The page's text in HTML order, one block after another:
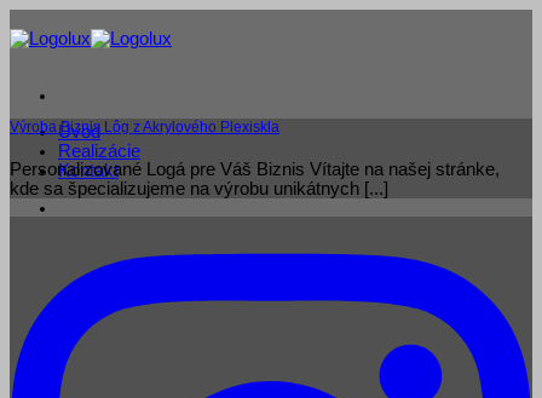
to
Úvod
Realizácie
Kontakt
Výroba Biznis Lôg z Akrylového Plexiskla
Personalizované Logá pre Váš Biznis Vítajte na našej stránke,
kde sa špecializujeme na výrobu unikátnych [...]